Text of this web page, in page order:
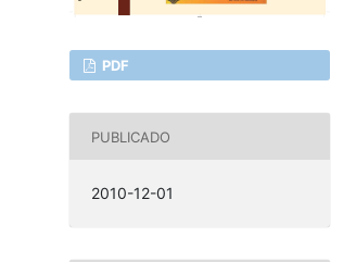
PDF
PUBLICADO
2010-12-01